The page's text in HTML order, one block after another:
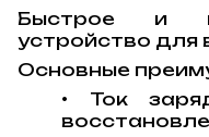
Быстрое и
устройство для
Основные
• Ток